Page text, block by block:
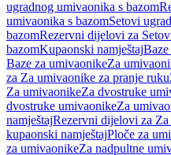
ugradnog umivaonika s bazom
umivaonika s bazomSetovi
bazomRezervni dijelovi za
bazomKupaonski namještaj
Baze za umivaonikeZa
za Za umivaonike za pranje ruku
Za umivaonikeZa dvostruke
dvostruke umivaonikeZa
namještajRezervni dijelovi za
kupaonski namještajPloče za
za umivaonikeZa nadpultne